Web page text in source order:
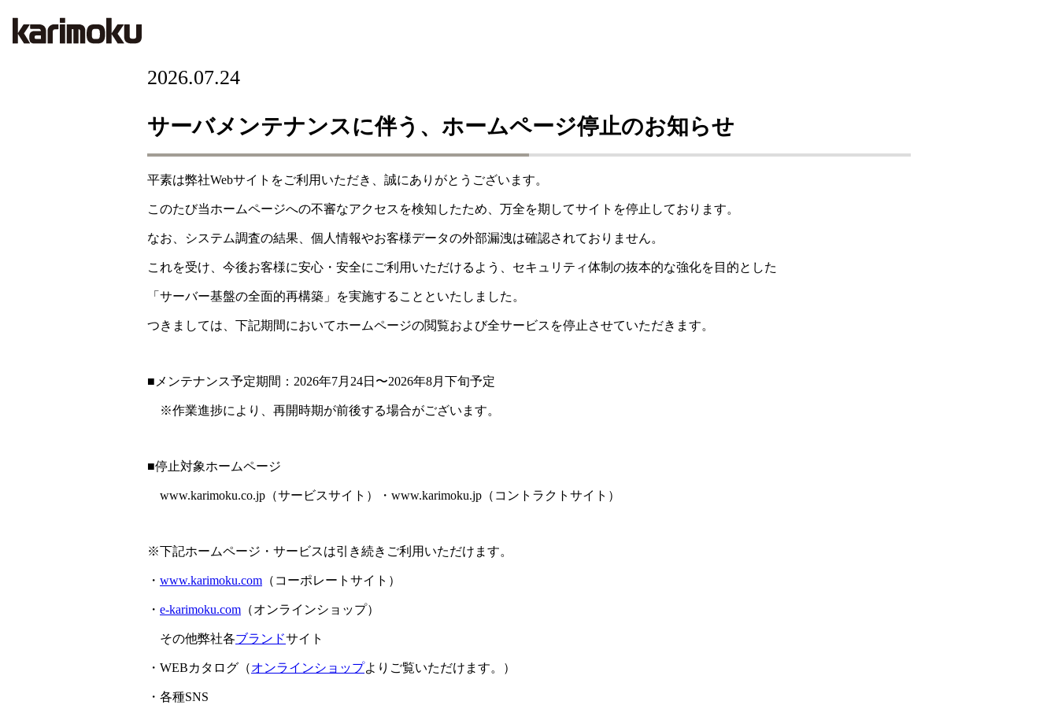
2026.07.24
サーバメンテナンスに伴う、ホームページ停止のお知らせ
平素は弊社Webサイトをご利用いただき、誠にありがとうございます。
このたび当ホームページへの不審なアクセスを検知したため、万全を期してサイトを停止しております。
なお、システム調査の結果、個人情報やお客様データの外部漏洩は確認されておりません。
これを受け、今後お客様に安心・安全にご利用いただけるよう、セキュリティ体制の抜本的な強化を目的とした
「サーバー基盤の全面的再構築」を実施することといたしました。
つきましては、下記期間においてホームページの閲覧および全サービスを停止させていただきます。
■メンテナンス予定期間：2026年7月24日〜2026年8月下旬予定
※作業進捗により、再開時期が前後する場合がございます。
■停止対象ホームページ
www.karimoku.co.jp（サービスサイト）・www.karimoku.jp（コントラクトサイト）
※下記ホームページ・サービスは引き続きご利用いただけます。
・ www.karimoku.com （コーポレートサイト）
・ e-karimoku.com （オンラインショップ）
その他弊社各ブランドサイト
・WEBカタログ（オンラインショップよりご覧いただけます。）
・各種SNS